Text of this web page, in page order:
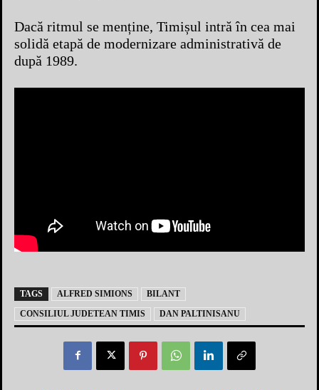
Dacă ritmul se menține, Timișul intră în cea mai
solidă etapă de modernizare administrativă de
după 1989.
TAGS ALFRED SIMIONS
BILANT
CONSILIUL JUDETEAN TIMIS
DAN PALTINISANU